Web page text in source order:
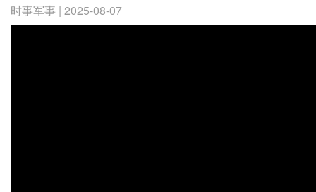
时事军事 | 2025-08-07